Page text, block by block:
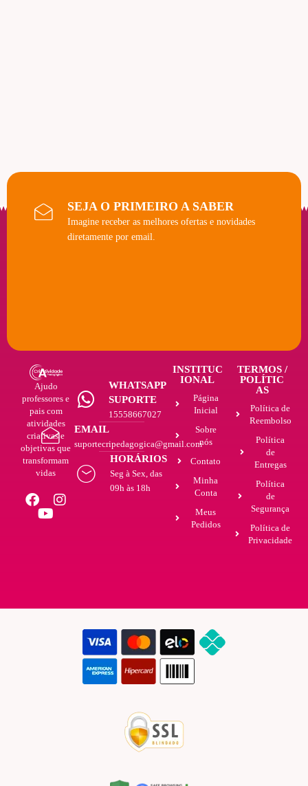
SEJA O PRIMEIRO A SABER
Imagine receber as melhores ofertas e novidades
diretamente por email.
Ajudo
professores e
pais com
atividades
criativas e
objetivas que
transformam
vidas
WHATSAPP
SUPORTE
15558667027
EMAIL
suportecripedagogica@gmail.com
HORÁRIOS
Seg à Sex, das
09h às 18h
INSTITUC
IONAL
Página
Inicial
Sobre
nós
Contato
Minha
Conta
Meus
Pedidos
TERMOS /
POLÍTIC
AS
Política de
Reembolso
Política
de
Entregas
Política
de
Segurança
Política de
Privacidade